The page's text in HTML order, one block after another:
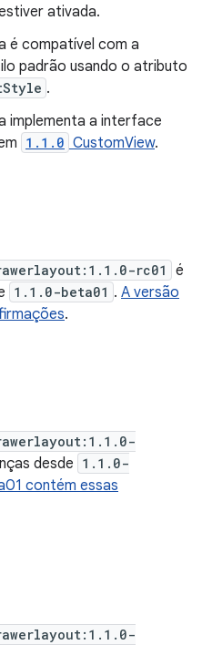
ativada.
é compatível com a
padrão usando o atributo
.
implementa a interface
1.1.0 CustomView.
rc01
é
1.1.0-beta01 . A versão
.
desde 1.1.0-
contém essas